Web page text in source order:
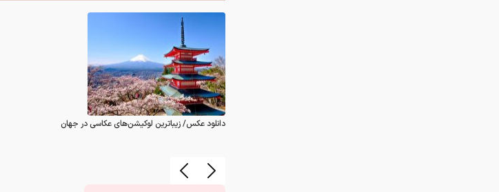
دانلود عکس/ زیباترین لوکیشن‌های عکاسی در جهان